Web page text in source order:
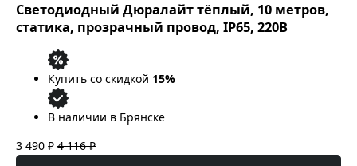
Светодиодный Дюралайт тёплый, 10 метров,
статика, прозрачный провод, IP65, 220В
Купить со скидкой 15%
В наличии в Брянске
3 490 ₽ 4 116 ₽